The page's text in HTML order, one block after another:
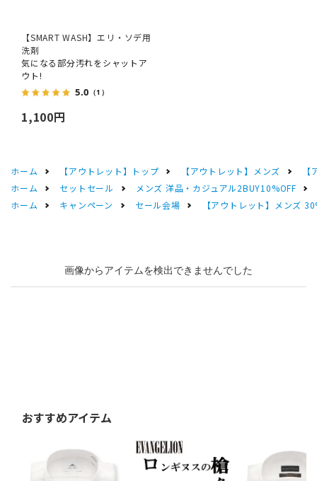
【SMART WASH】エリ・ソデ用
洗剤
気になる部分汚れをシャットア
ウト!
5.0 （1）
1,100円
ホーム 【アウトレット】トップ 【アウトレット】メンズ
ホーム
セットセール
メンズ 洋品・カジュアル2BUY10%OFF
ホーム
キャンペーン セール会場 【アウトレット】メンズ